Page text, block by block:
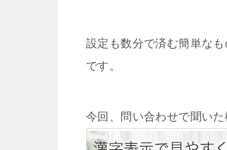
設定も数分で済む簡単な
です。
今回、問い合わせで聞いた